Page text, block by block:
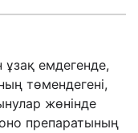
емдегенде,
төмендегені,
жөнінде
препаратының